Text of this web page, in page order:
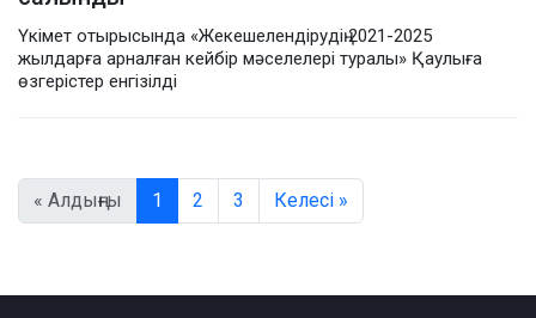
Үкімет отырысында «Жекешелендірудің 2021-2025
жылдарға арналған кейбір мәселелері туралы» Қаулыға
өзгерістер енгізілді
« Алдыңғы 1 2 3 Келесі »